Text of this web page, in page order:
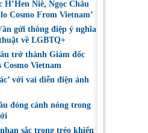
H’Hen Niê, Ngọc Châu
Cosmo From Vietnam’
gửi thông điệp ý nghĩa
về LGBTQ+
trở thành Giám đốc
Cosmo Vietnam
với vai diễn điện ảnh
đóng cảnh nóng trong
sắc trong trẻo khiến